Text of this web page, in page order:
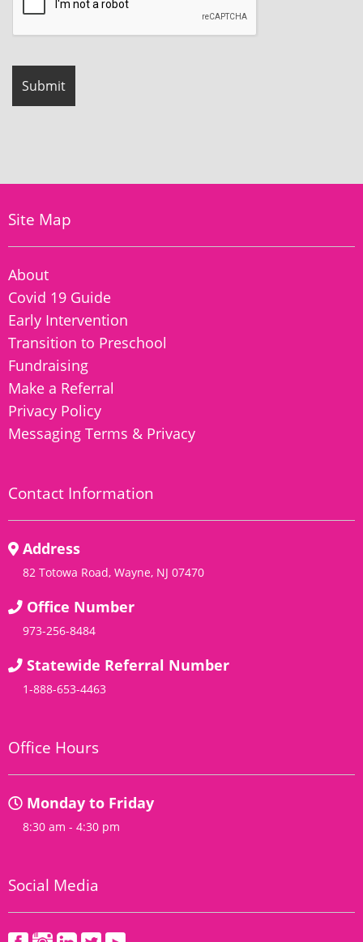
Site Map
About
Covid 19 Guide
Early Intervention
Transition to Preschool
Fundraising
Make a Referral
Privacy Policy
Messaging Terms & Privacy
Contact Information
Address
82 Totowa Road, Wayne, NJ 07470
Office Number
973-256-8484
Statewide Referral Number
1-888-653-4463
Office Hours
Monday to Friday
8:30 am - 4:30 pm
Social Media